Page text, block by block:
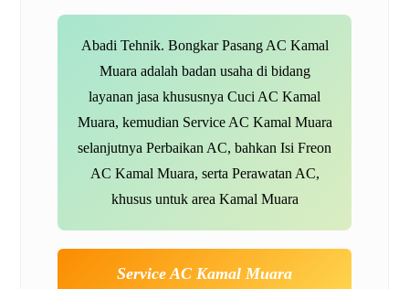
Abadi Tehnik. Bongkar Pasang AC Kamal
Muara adalah badan usaha di bidang
layanan jasa khususnya Cuci AC Kamal
Muara, kemudian Service AC Kamal Muara
selanjutnya Perbaikan AC, bahkan Isi Freon
AC Kamal Muara, serta Perawatan AC,
khusus untuk area Kamal Muara
Service AC Kamal Muara